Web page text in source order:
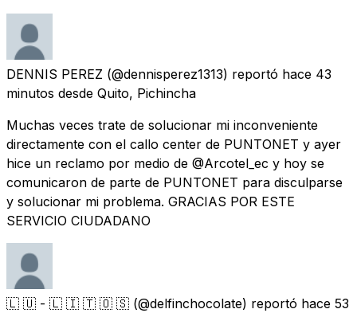
DENNIS PEREZ (@dennisperez1313) reportó hace 43
minutos desde Quito, Pichincha
Muchas veces trate de solucionar mi inconveniente
directamente con el callo center de PUNTONET y ayer
hice un reclamo por medio de @Arcotel_ec y hoy se
comunicaron de parte de PUNTONET para disculparse
y solucionar mi problema. GRACIAS POR ESTE
SERVICIO CIUDADANO
🇱 ​🇺 - 🇱 🇮 ​🇹 🇴 ​🇸 (@delfinchocolate) reportó hace 53